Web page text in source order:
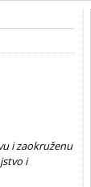
i zaokruženu
i